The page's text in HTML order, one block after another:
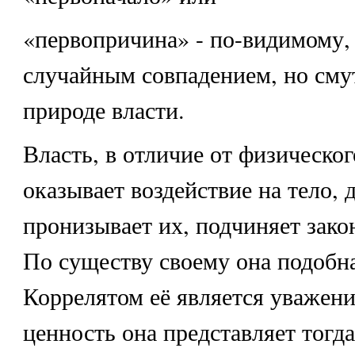
«первопричина» - по-
случайным совпадением, но
природе власти.
Власть, в отличие от
оказывает воздействие на
пронизывает их, подчиняет
По существу своему она
Коррелятом её является
ценность она представляет